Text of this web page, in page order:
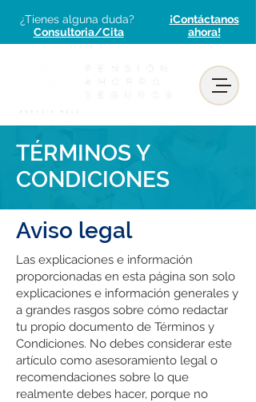
¿Tienes alguna duda?
Consultoria/Cita
¡Contáctanos
ahora!
TÉRMINOS Y
CONDICIONES
Aviso legal
Las explicaciones e información
proporcionadas en esta página son solo
explicaciones e información generales y
a grandes rasgos sobre cómo redactar
tu propio documento de Términos y
Condiciones. No debes considerar este
artículo como asesoramiento legal o
recomendaciones sobre lo que
realmente debes hacer, porque no